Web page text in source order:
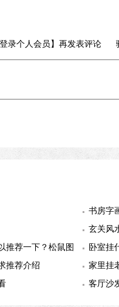
登录个人会员 】再发表评论
书房字
玄关风
推荐一下？松鼠图
卧室挂
幅
推荐介绍
家里挂
客厅沙